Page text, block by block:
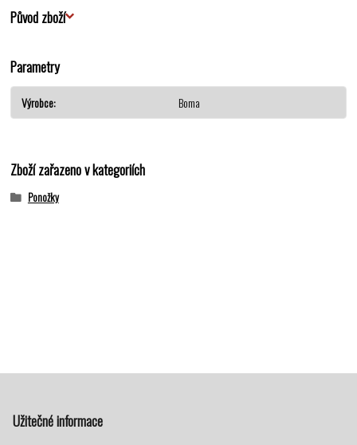
Původ zboží
Parametry
Výrobce Boma
Zboží zařazeno v kategoriích
Ponožky
Užitečné informace